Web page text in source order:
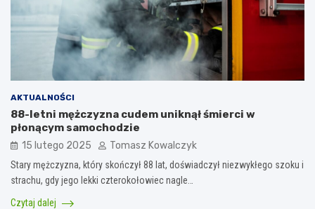
AKTUALNOŚCI
88-letni mężczyzna cudem uniknął śmierci w
płonącym samochodzie
15 lutego 2025 Tomasz Kowalczyk
Stary mężczyzna, który skończył 88 lat, doświadczył niezwykłego szoku i
strachu, gdy jego lekki czterokołowiec nagle…
Czytaj dalej